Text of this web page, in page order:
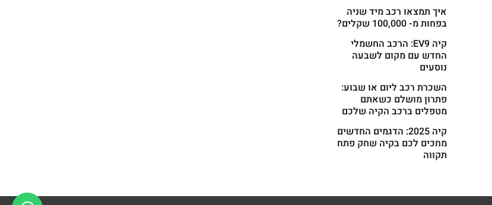
איך תמצאו רכב מיד שניה
בפחות מ- 100,000 שקלים?
קיה EV9: הרכב החשמלי
החדש עם מקום לשבעה
נוסעים
השכרת רכב ליום או שבוע:
פתרון מושלם כשאתם
מטפלים ברכב הקיה שלכם
קיה 2025: הדגמים החדשים
מחכים לכם בקיה שחק פתח
תקווה